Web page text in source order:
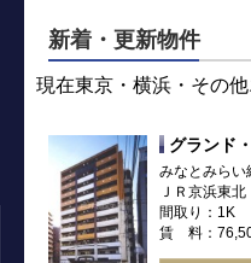
新着・更新物件
現在東京・横浜・その
グランド
みなとみらい
ＪＲ京浜東
間取り：1K
賃 料：